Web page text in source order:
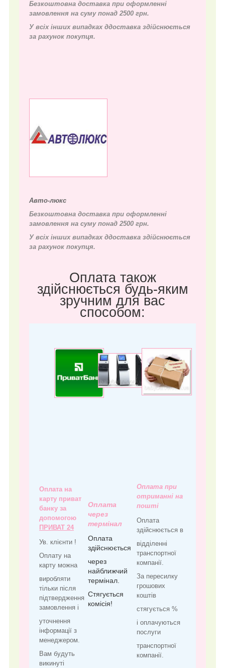
Безкоштовна доставка при оформленні
замовлення на суму понад 2500 грн.
У всіх інших випадках ддоставка здійснюється
за рахунок покупця.
Авто-люкс
Безкоштовна доставка при оформленні
замовлення на суму понад 2500 грн.
У всіх інших випадках ддоставка здійснюється
за рахунок покупця.
Оплата також
здійснюється будь-яким
зручним для вас
способом:
Оплата на
карту приват
банку за
допомогою
ПРИВАТ 24
Ув. клієнти !
Оплату на
карту можна
виробляти
тільки після
підтвердження
замовлення і
уточнення
інформації з
менеджером.
Вам будуть
викинуті
Оплата
через
термінал
Оплата
здійснюється
через
найближчий
термінал.
Стягується
комісія!
Оплата при
отриманні на
пошті
Оплата
здійснюється в
відділенні
транспортної
компанії.
За пересилку
грошових
коштів
стягується %
і оплачуються
послуги
транспортної
компанії.